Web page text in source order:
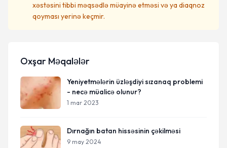
xəstəsini tibbi məqsədlə müayinə etməsi və ya diaqnoz
qoyması yerinə keçmir.
Oxşar Məqalələr
Yeniyetmələrin üzləşdiyi sızanaq problemi
- necə müalicə olunur?
1 mar 2023
Dırnağın batan hissəsinin çəkilməsi
9 may 2024